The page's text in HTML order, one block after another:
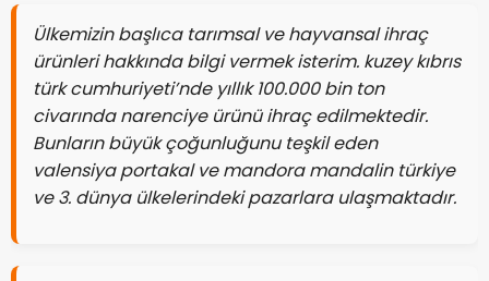
Ülkemizin başlıca tarımsal ve hayvansal ihraç
ürünleri hakkında bilgi vermek isterim. kuzey kıbrıs
türk cumhuriyeti’nde yıllık 100.000 bin ton
civarında narenciye ürünü ihraç edilmektedir.
Bunların büyük çoğunluğunu teşkil eden
valensiya portakal ve mandora mandalin türkiye
ve 3. dünya ülkelerindeki pazarlara ulaşmaktadır.